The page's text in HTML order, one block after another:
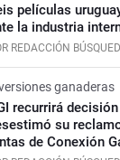
películas
la industria
REDACCIÓN
ganaderas
recurrirá
su
de Conexión